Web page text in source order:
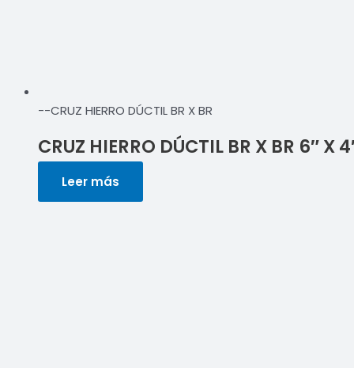
--CRUZ HIERRO DÚCTIL BR X BR
CRUZ HIERRO DÚCTIL BR X BR 6″ X
Leer más